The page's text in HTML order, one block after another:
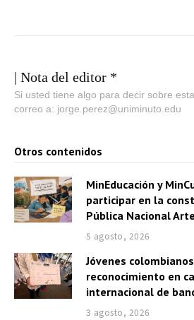
| Nota del editor *
Si usted tiene algo para decir sobre
correo a: jorge.perez@uniminuto.edu
Otros contenidos
MinEducación y
participar en la
Pública Nacional
5 agosto, 2026
Jóvenes
reconocimiento en
internacional de
3 agosto, 2026